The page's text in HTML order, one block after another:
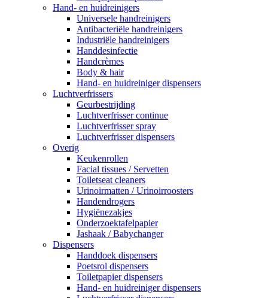
Hand- en huidreinigers
Universele handreinigers
Antibacteriële handreinigers
Industriële handreinigers
Handdesinfectie
Handcrèmes
Body & hair
Hand- en huidreiniger dispensers
Luchtverfrissers
Geurbestrijding
Luchtverfrisser continue
Luchtverfrisser spray
Luchtverfrisser dispensers
Overig
Keukenrollen
Facial tissues / Servetten
Toiletseat cleaners
Urinoirmatten / Urinoirroosters
Handendrogers
Hygiënezakjes
Onderzoektafelpapier
Jashaak / Babychanger
Dispensers
Handdoek dispensers
Poetsrol dispensers
Toiletpapier dispensers
Hand- en huidreiniger dispensers